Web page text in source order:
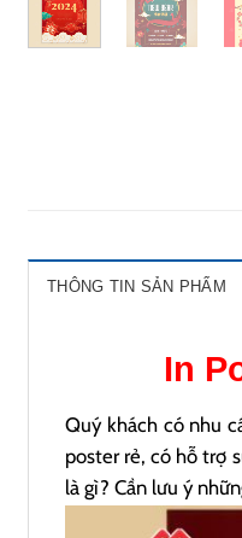
THÔNG TIN SẢN PHẨM
In
Quý khách có nhu
poster rẻ, có hỗ trợ
là gì? Cần lưu ý